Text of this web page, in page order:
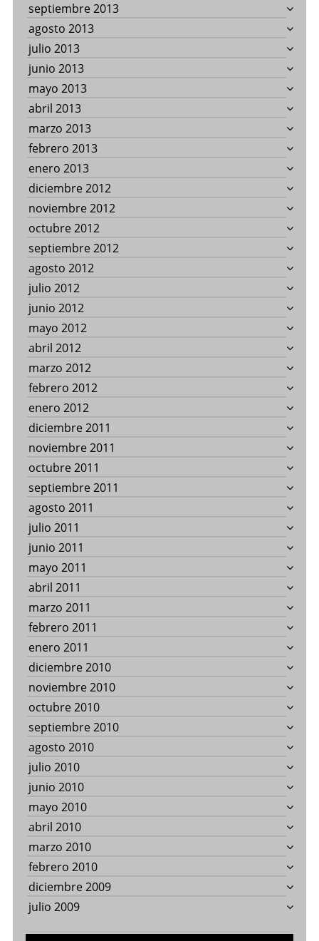
septiembre 2013
agosto 2013
julio 2013
junio 2013
mayo 2013
abril 2013
marzo 2013
febrero 2013
enero 2013
diciembre 2012
noviembre 2012
octubre 2012
septiembre 2012
agosto 2012
julio 2012
junio 2012
mayo 2012
abril 2012
marzo 2012
febrero 2012
enero 2012
diciembre 2011
noviembre 2011
octubre 2011
septiembre 2011
agosto 2011
julio 2011
junio 2011
mayo 2011
abril 2011
marzo 2011
febrero 2011
enero 2011
diciembre 2010
noviembre 2010
octubre 2010
septiembre 2010
agosto 2010
julio 2010
junio 2010
mayo 2010
abril 2010
marzo 2010
febrero 2010
diciembre 2009
julio 2009